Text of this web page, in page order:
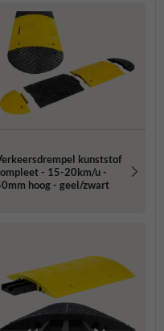
kunststof
- 15-20km/u -
hoog - geel/zwart